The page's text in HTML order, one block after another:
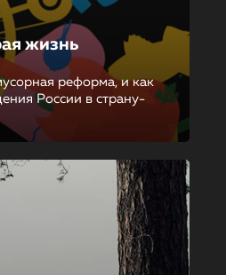
жизнь
реформа, и как
России в страну-